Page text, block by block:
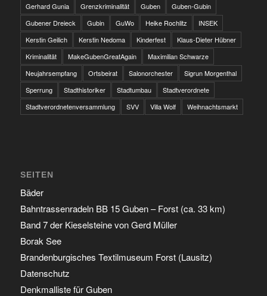
Gerhard Gunia
Grenzkriminalität Guben
Guben-Gubin
Gubener Dreieck
Gubin GuWo Heike Rochlitz
INSEK
Kerstin Geilich
Kerstin Nedoma Kinderfest
Klaus-Dieter Hübner
Kriminalität
MakeGubenGreatAgain
Maximilian Schwarze
Neujahrsempfang
Ortsbeirat Salonorchester
Sigrun Morgenthal
Sperrung
Stadthistoriker Stadtumbau
Stadtverordnete
Stadtverordnetenversammlung
SVV Villa Wolf Weihnachtsmarkt
SEITEN
Bäder
Bahntrassenradeln BB 15 Guben – Forst (ca. 33 km)
Band 7 der Kieselsteine von Gerd Müller
Borak See
Brandenburgisches Textilmuseum Forst (Lausitz)
Datenschutz
Denkmalliste für Guben